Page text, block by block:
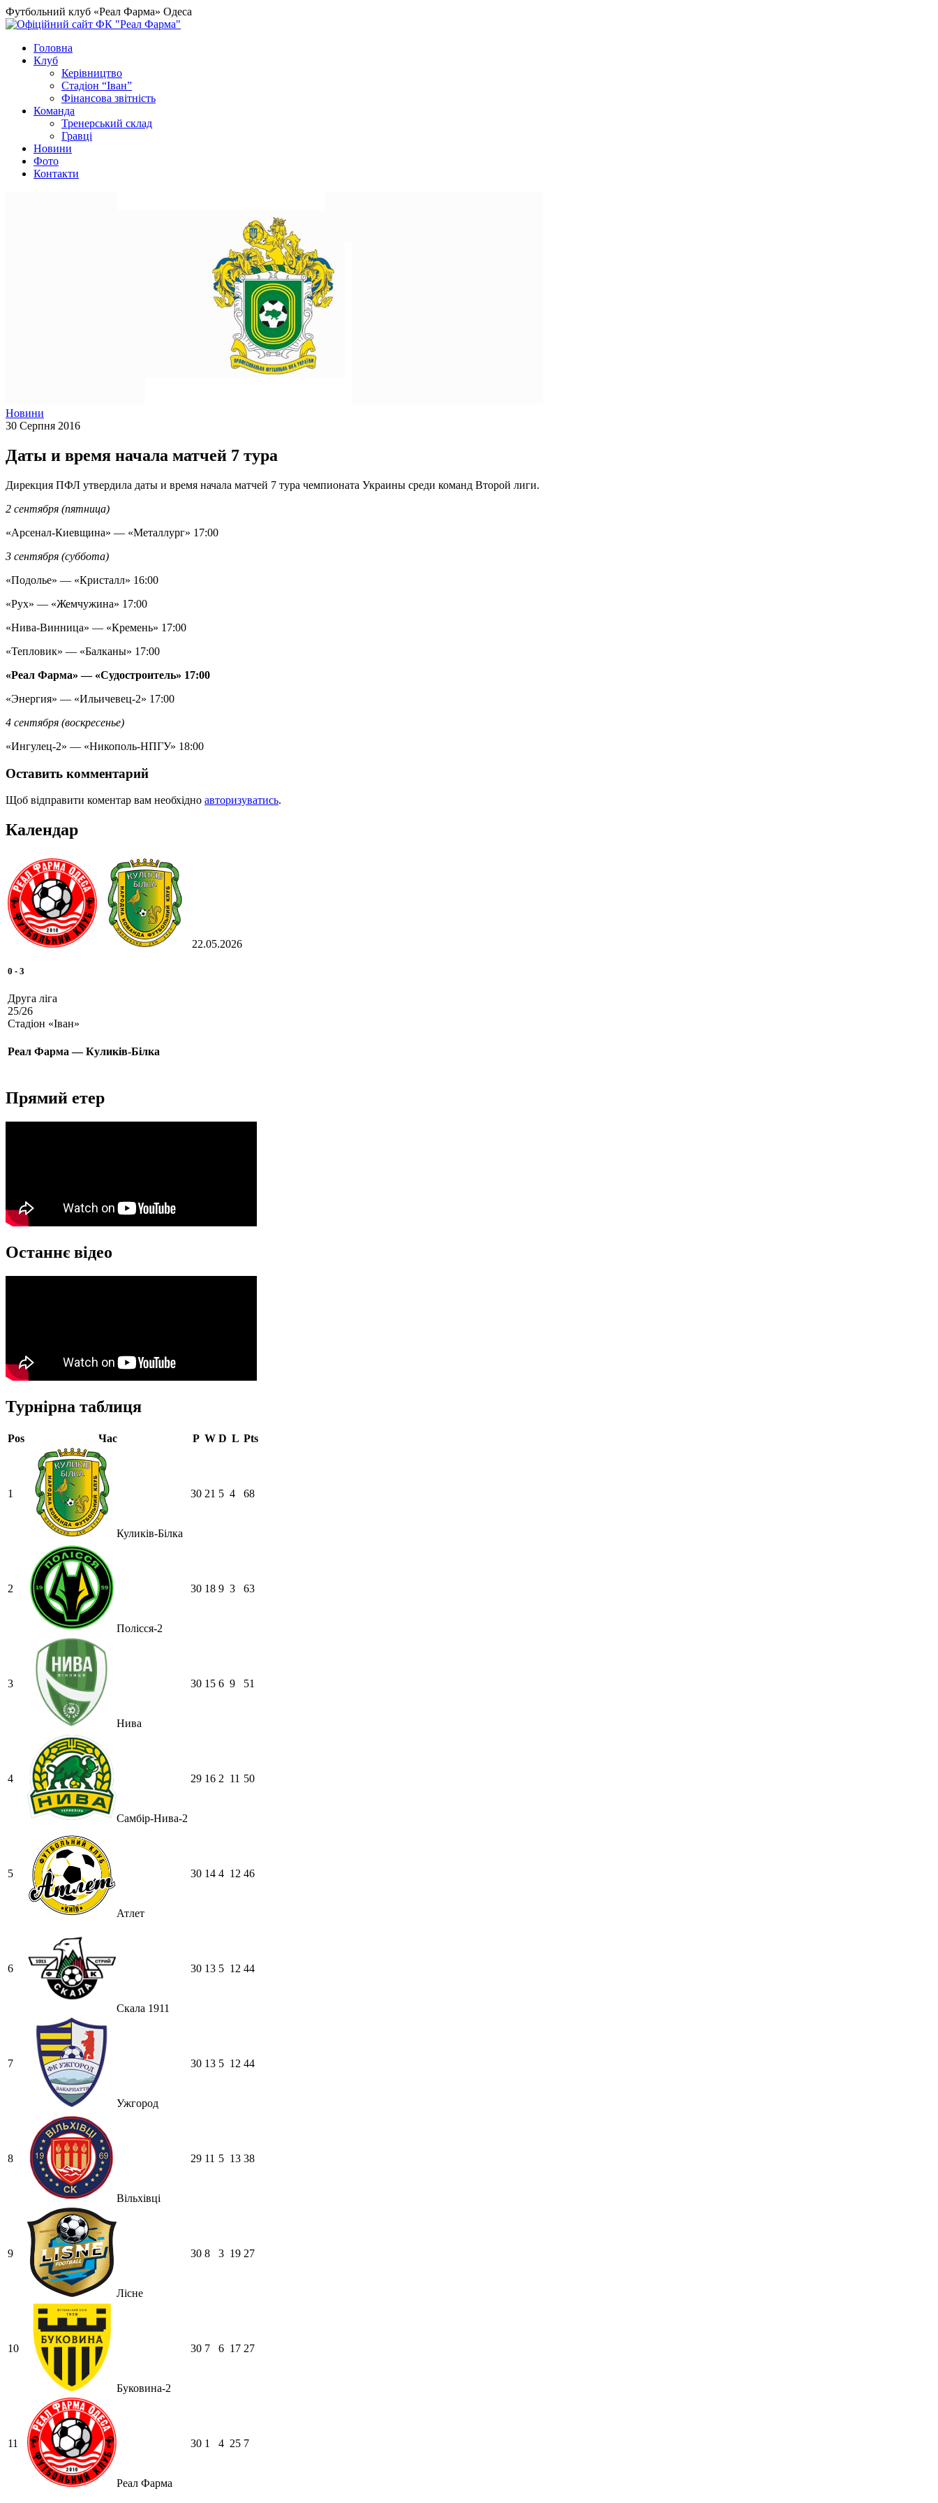
Футбольний клуб «Реал Фарма» Одеса
Головна
Клуб
Керівництво
Стадіон “Іван”
Фінансова звітність
Команда
Тренерський склад
Гравці
Новини
Фото
Контакти
Новини
30 Серпня 2016
Даты и время начала матчей 7 тура
Дирекция ПФЛ утвердила даты и время начала матчей 7 тура чемпионата Украины среди команд Второй лиги.
2 сентября (пятница)
«Арсенал-Киевщина» — «Металлург» 17:00
3 сентября (суббота)
«Подолье» — «Кристалл» 16:00
«Рух» — «Жемчужина» 17:00
«Нива-Винница» — «Кремень» 17:00
«Тепловик» — «Балканы» 17:00
«Реал Фарма» — «Судостроитель» 17:00
«Энергия» — «Ильичевец-2» 17:00
4 сентября (воскресенье)
«Ингулец-2» — «Никополь-НПГУ» 18:00
Оставить комментарий
Щоб відправити коментар вам необхідно авторизуватись.
Календар
22.05.2026
0 - 3
Друга ліга
25/26
Стадіон «Іван»
Реал Фарма — Куликів-Білка
Прямий етер
Останнє відео
Турнірна таблиця
Pos Час P W D L Pts
1
Куликів-Білка
30 21 5 4 68
2
Полісся-2
30 18 9 3 63
3
Нива
30 15 6 9 51
4
Самбір-Нива-2
29 16 2 11 50
5
Атлет
30 14 4 12 46
6
Скала 1911
30 13 5 12 44
7
Ужгород
30 13 5 12 44
8
Вільхівці
29 11 5 13 38
9
Лісне
30 8 3 19 27
10
Буковина-2
30 7 6 17 27
11
Реал Фарма
30 1 4 25 7